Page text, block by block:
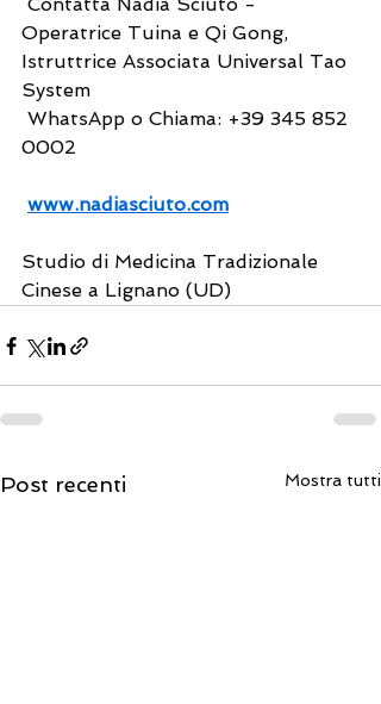
Operatrice Tuina e Qi Gong,
Istruttrice Associata Universal Tao
System
0002‬
www.nadiasciuto.com
Studio di Medicina Tradizionale
Cinese a Lignano (UD)
Post recenti Mostra tutti